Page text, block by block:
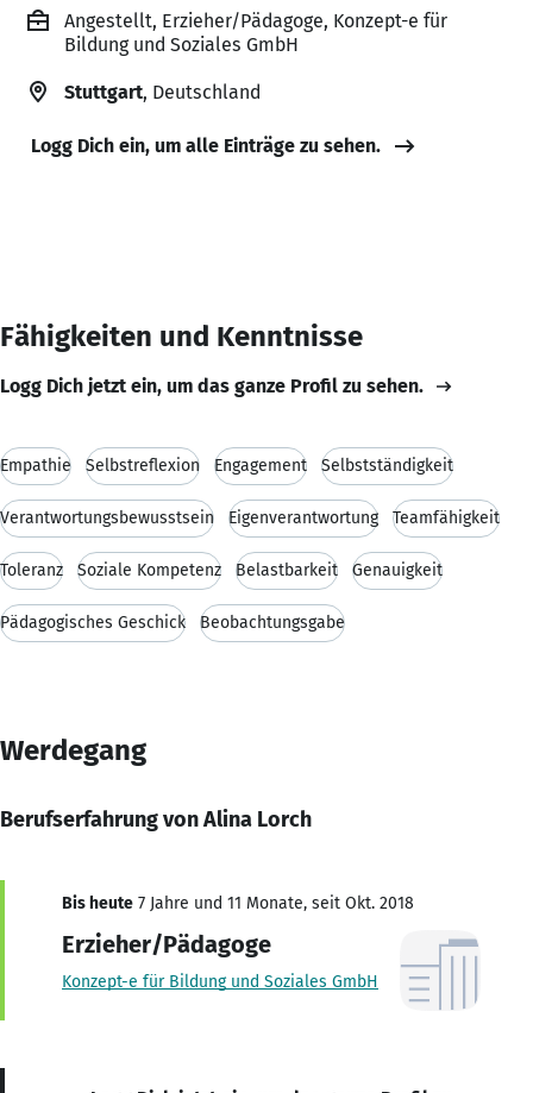
Angestellt, Erzieher/Pädagoge, Konzept-e für
Bildung und Soziales GmbH
Stuttgart, Deutschland
Logg Dich ein, um alle Einträge zu sehen.
Fähigkeiten und Kenntnisse
Logg Dich jetzt ein, um das ganze Profil zu sehen.
Empathie Selbstreflexion Engagement Selbstständigkeit
Verantwortungsbewusstsein Eigenverantwortung Teamfähigkeit
Toleranz Soziale Kompetenz Belastbarkeit Genauigkeit
Pädagogisches Geschick Beobachtungsgabe
Werdegang
Berufserfahrung von Alina Lorch
Bis heute 7 Jahre und 11 Monate, seit Okt. 2018
Erzieher/Pädagoge
Konzept-e für Bildung und Soziales GmbH